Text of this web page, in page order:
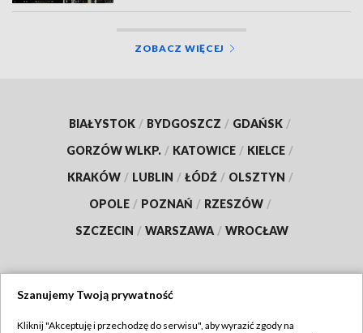
ZOBACZ WIĘCEJ
BIAŁYSTOK / BYDGOSZCZ / GDAŃSK /
GORZÓW WLKP. / KATOWICE / KIELCE /
KRAKÓW / LUBLIN / ŁÓDŹ / OLSZTYN /
OPOLE / POZNAŃ / RZESZÓW /
SZCZECIN / WARSZAWA / WROCŁAW
Szanujemy Twoją prywatność
Kliknij "Akceptuję i przechodzę do serwisu", aby wyrazić zgody na